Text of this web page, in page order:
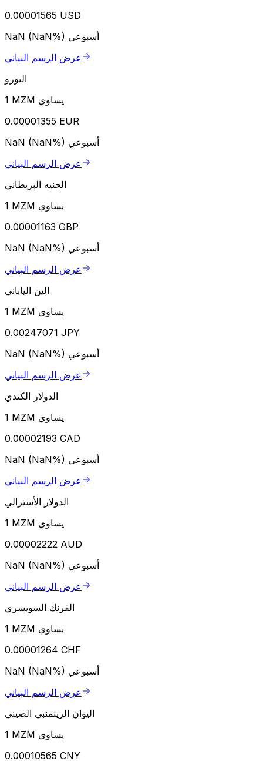
0.00001565 USD
NaN (NaN%) أسبوعي
عرض الرسم البياني
اليورو
1 MZM يساوي
0.00001355 EUR
NaN (NaN%) أسبوعي
عرض الرسم البياني
الجنيه البريطاني
1 MZM يساوي
0.00001163 GBP
NaN (NaN%) أسبوعي
عرض الرسم البياني
الين الياباني
1 MZM يساوي
0.00247071 JPY
NaN (NaN%) أسبوعي
عرض الرسم البياني
الدولار الكندي
1 MZM يساوي
0.00002193 CAD
NaN (NaN%) أسبوعي
عرض الرسم البياني
الدولار الأسترالي
1 MZM يساوي
0.00002222 AUD
NaN (NaN%) أسبوعي
عرض الرسم البياني
الفرنك السويسري
1 MZM يساوي
0.00001264 CHF
NaN (NaN%) أسبوعي
عرض الرسم البياني
اليوان الرينمنبي الصيني
1 MZM يساوي
0.00010565 CNY